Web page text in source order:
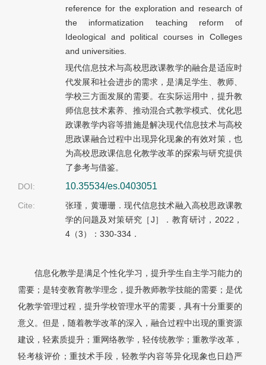
reference for the exploration and research of
the informatization teaching reform of
Ideological and political courses in Colleges
and universities.
现代信息技术与高校思政课教学的融合是适应时
代发展和社会进步的需求，是满足学生、教师、
学校三方面发展的需要。在实际运用中，提升教
师信息技术素养、推动混合式教学模式、优化思
政课教学内容等措施是解决现代信息技术与高校
思政课融合过程中出现异化现象的有效对策，也
为高校思政课信息化教学改革的探索与研究提供
了参考与借鉴。
DOI:
10.35534/es.0403051
Cite:
张瑾，黄珊珊．现代信息技术融入高校思政课教
学的问题及对策研究［J］．教育研讨，2022，
4（3）：330-334．
信息化教学是满足个性化学习，提升学生自主学习能力的
需要；是转变教育教学理念，提升教师教学技能的需要；是优
化教学管理过程，提升学校管理水平的需要，具有十分重要的
意义。但是，随着教学改革的深入，融合过程中出现的重资源
建设，轻素质提升；重网络教学，轻传统教学；重教学改革，
轻考核评价；重技术手段，轻教学内容等异化现象也日趋严